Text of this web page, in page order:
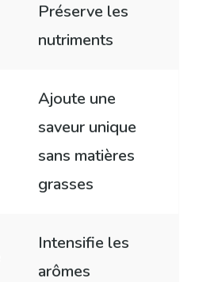
Préserve les
nutriments
Ajoute une
saveur unique
sans matières
grasses
Intensifie les
arômes